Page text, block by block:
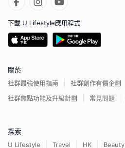
下載 U Lifestyle應用程式
關於
社群最強使用指南
社群創作有價企劃
社群焦點功能及升級計劃
常見問題
探索
U Lifestyle Travel HK Beauty